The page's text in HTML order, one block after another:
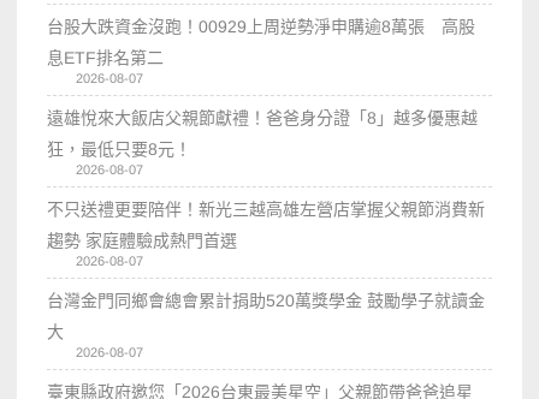
台股大跌資金沒跑！00929上周逆勢淨申購逾8萬張 高股
息ETF排名第二
2026-08-07
遠雄悅來大飯店父親節獻禮！爸爸身分證「8」越多優惠越
狂，最低只要8元！
2026-08-07
不只送禮更要陪伴！新光三越高雄左營店掌握父親節消費新
趨勢 家庭體驗成熱門首選
2026-08-07
台灣金門同鄉會總會累計捐助520萬獎學金 鼓勵學子就讀金
大
2026-08-07
臺東縣政府邀您「2026台東最美星空」父親節帶爸爸追星